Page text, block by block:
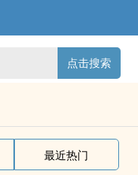
点击搜索
最近热门